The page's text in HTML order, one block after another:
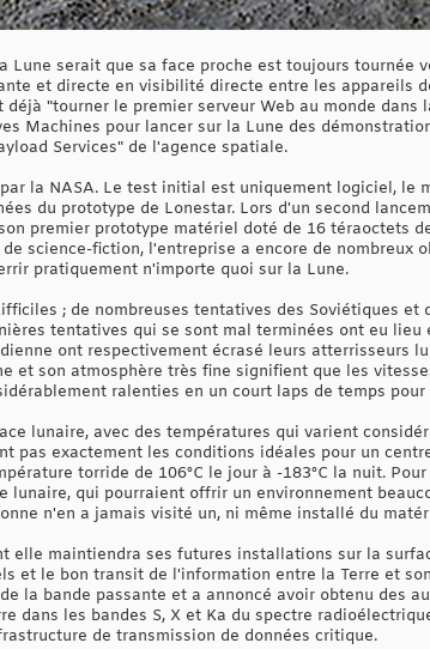
serait que sa face proche est toujours tournée
et directe en visibilité directe entre les appareils
"tourner le premier serveur Web au monde dans
Machines pour lancer sur la Lune des
Services" de l'agence spatiale.
la NASA. Le test initial est uniquement logiciel, le
du prototype de Lonestar. Lors d'un second
premier prototype matériel doté de 16 téraoctets
science-fiction, l'entreprise a encore de nombreux
pratiquement n'importe quoi sur la Lune.
; de nombreuses tentatives des Soviétiques et
tentatives qui se sont mal terminées ont eu lieu
ont respectivement écrasé leurs atterrisseurs
et son atmosphère très fine signifient que les
ralenties en un court laps de temps pour
lunaire, avec des températures qui varient
pas exactement les conditions idéales pour un
torride de 106°C le jour à -183°C la nuit.
qui pourraient offrir un environnement
n'en a jamais visité un, ni même installé du
elle maintiendra ses futures installations sur la
et le bon transit de l'information entre la Terre et
la bande passante et a annoncé avoir obtenu des
dans les bandes S, X et Ka du spectre
de transmission de données critique.